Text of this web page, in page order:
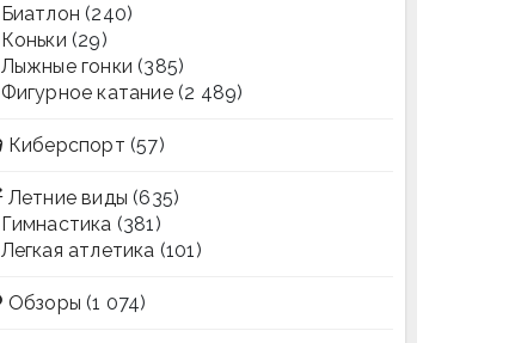
Биатлон (240)
Коньки (29)
Лыжные гонки (385)
Фигурное катание(2 489)
Киберспорт (57)
Летние виды (635)
Гимнастика (381)
Легкая атлетика (101)
Обзоры (1 074)